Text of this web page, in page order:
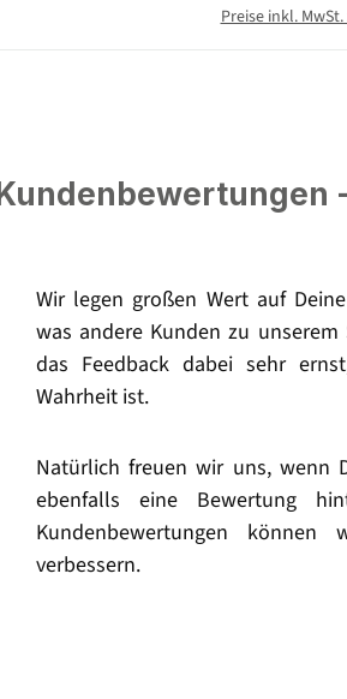
Preise inkl.
Kundenbewertungen
Wir legen großen Wert auf
was andere Kunden zu
das Feedback dabei sehr
Wahrheit ist.
Natürlich freuen wir uns, wenn
ebenfalls eine Bewertung
Kundenbewertungen
verbessern.